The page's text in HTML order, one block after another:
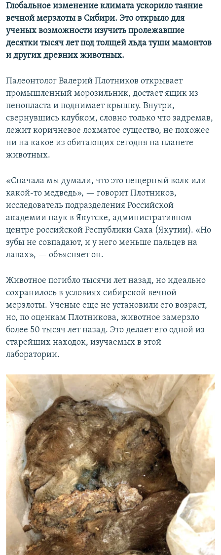
Глобальное изменение климата ускорило таяние
вечной мерзлоты в Сибири. Это открыло для
ученых возможности изучить пролежавшие
десятки тысяч лет под толщей льда туши мамонтов
и других древних животных.
Палеонтолог Валерий Плотников открывает
промышленный морозильник, достает ящик из
пенопласта и поднимает крышку. Внутри,
свернувшись клубком, словно только что задремав,
лежит коричневое лохматое существо, не похожее
ни на какое из обитающих сегодня на планете
животных.
«Сначала мы думали, что это пещерный волк или
какой-то медведь», — говорит Плотников,
исследователь подразделения Российской
академии наук в Якутске, административном
центре российской Республики Саха (Якутии). «Но
зубы не совпадают, и у него меньше пальцев на
лапах», — объясняет он.
Животное погибло тысячи лет назад, но идеально
сохранилось в условиях сибирской вечной
мерзлоты. Ученые еще не установили его возраст,
но, по оценкам Плотникова, животное замерзло
более 50 тысяч лет назад. Это делает его одной из
старейших находок, изучаемых в этой
лаборатории.